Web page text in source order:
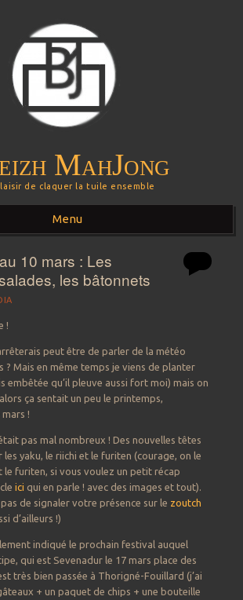
MahJong
de claquer la tuile ensemble
Menu
10 mars : Les
les bâtonnets
!
peut être de parler de la météo
? Mais en même temps je viens de planter
embêtée qu’il pleuve aussi fort moi) mais on
ça sentait un peu le printemps,
!
pas mal nombreux ! Des nouvelles têtes
yaku, le riichi et le furiten (courage, on le
le furiten, si vous voulez un petit récap
ici qui en parle ! avec des images et tout).
de signaler votre présence sur le zoutch
d’ailleurs !)
indiqué le prochain festival auquel
qui est Sevenadur le 17 mars place des
très bien passée à Thorigné-Fouillard (j’ai
+ un paquet de chips + une bouteille